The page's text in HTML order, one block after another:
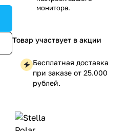
монитора.
Товар участвует в акции
Бесплатная доставка
при заказе от 25.000
рублей.